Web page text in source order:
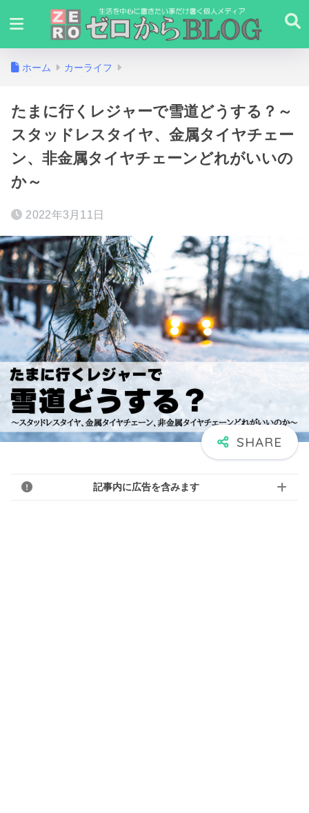
ホーム カーライフ
たまに行くレジャーで雪道どうする？～
スタッドレスタイヤ、金属タイヤチェー
ン、非金属タイヤチェーンどれがいいの
か～
2022年3月11日
記事内に広告を含みます